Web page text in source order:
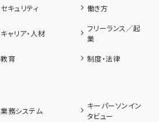
セキュリティ 働き方
キャリア・人材
フリーランス／起
業
教育 制度・法律
業務システム
キーパーソンイン
タビュー